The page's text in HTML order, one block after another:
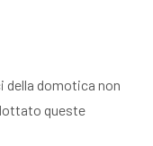
della domotica non
queste